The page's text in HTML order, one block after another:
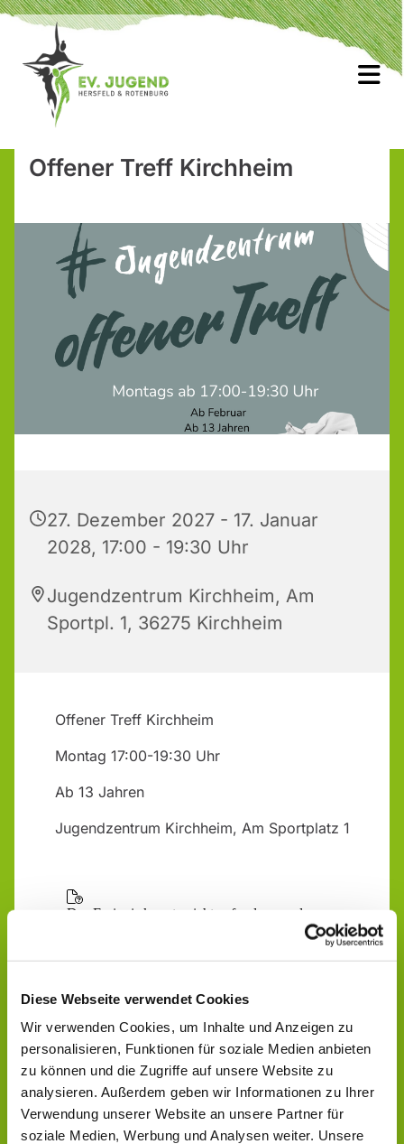
Diese Webseite verwendet Cookies
Wir verwenden Cookies, um Inhalte und Anzeigen zu
personalisieren, Funktionen für soziale Medien anbieten
zu können und die Zugriffe auf unsere Website zu
analysieren. Außerdem geben wir Informationen zu Ihrer
Verwendung unserer Website an unsere Partner für
soziale Medien, Werbung und Analysen weiter. Unsere
Offener Treff Kirchheim
27. Dezember 2027 - 17. Januar
2028, 17:00 - 19:30 Uhr
Jugendzentrum Kirchheim, Am
Sportpl. 1, 36275 Kirchheim
Offener Treff Kirchheim
Montag 17:00-19:30 Uhr
Ab 13 Jahren
Jugendzentrum Kirchheim, Am Sportplatz 1